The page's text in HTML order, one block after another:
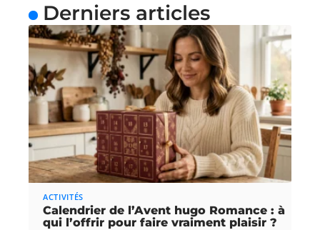
Derniers articles
ACTIVITÉS
Calendrier de l’Avent hugo Romance : à
qui l’offrir pour faire vraiment plaisir ?